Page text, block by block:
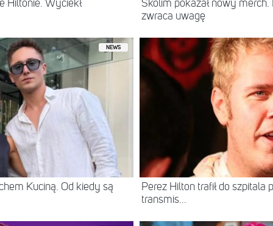
Hiltonie. Wyciekł
Skolim pokazał nowy
zwraca uwagę
NEWS
Kuciną. Od kiedy są
Perez Hilton trafił do szpitala
transmis...